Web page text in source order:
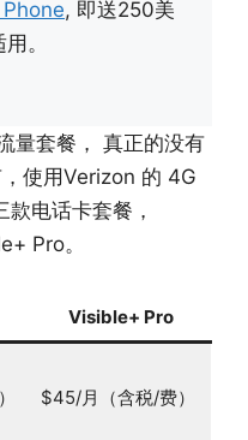
, 即送250美
。
量套餐， 真正的没有
使用Verizon 的 4G
电话卡套餐，
Pro。
Visible+ Pro
$45/月（含税/费）